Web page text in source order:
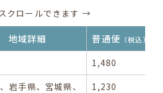
クロールできます →
地域詳細 普通便 （税込）
1,480
岩手県、宮城県、
1,230